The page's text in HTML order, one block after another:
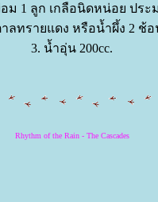
ม 1 ลูก เกลือนิดหน่อย ปร
าลทรายแดง หรือน้ำผึ้ง 2 ช้
3. น้ำอุ่น 200cc.
Rhythm of the Rain - The Cascades